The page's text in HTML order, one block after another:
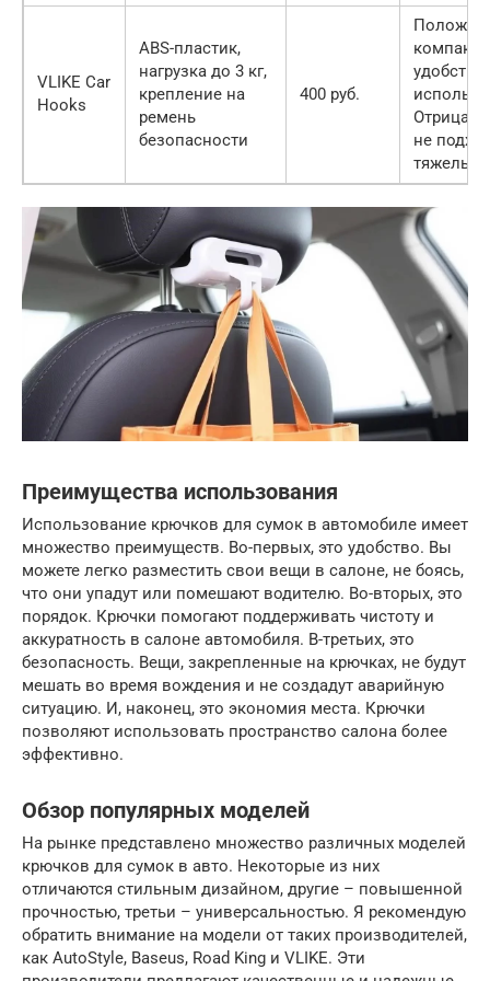
VLIKE Car
Hooks
ABS-пластик,
нагрузка до 3 кг,
крепление на
ремень
безопасности
400 руб.
удобство
не
тяжелых
Преимущества использования
Использование крючков для сумок в автомобиле имеет
множество преимуществ. Во-первых, это удобство. Вы
можете легко разместить свои вещи в салоне, не боясь,
что они упадут или помешают водителю. Во-вторых, это
порядок. Крючки помогают поддерживать чистоту и
аккуратность в салоне автомобиля. В-третьих, это
безопасность. Вещи, закрепленные на крючках, не будут
мешать во время вождения и не создадут аварийную
ситуацию. И, наконец, это экономия места. Крючки
позволяют использовать пространство салона более
эффективно.
Обзор популярных моделей
На рынке представлено множество различных моделей
крючков для сумок в авто. Некоторые из них
отличаются стильным дизайном, другие – повышенной
прочностью, третьи – универсальностью. Я рекомендую
обратить внимание на модели от таких производителей,
как AutoStyle, Baseus, Road King и VLIKE. Эти